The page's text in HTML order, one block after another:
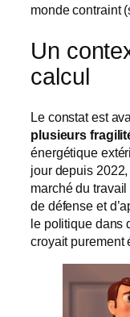
monde contraint
Un
calcul
Le constat est
plusieurs
énergétique
jour depuis
marché du
de défense et
le politique dans
croyait purement